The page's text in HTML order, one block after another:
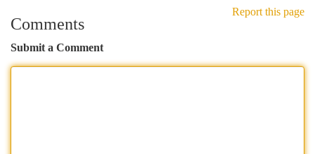
Report this page
Comments
Submit a Comment